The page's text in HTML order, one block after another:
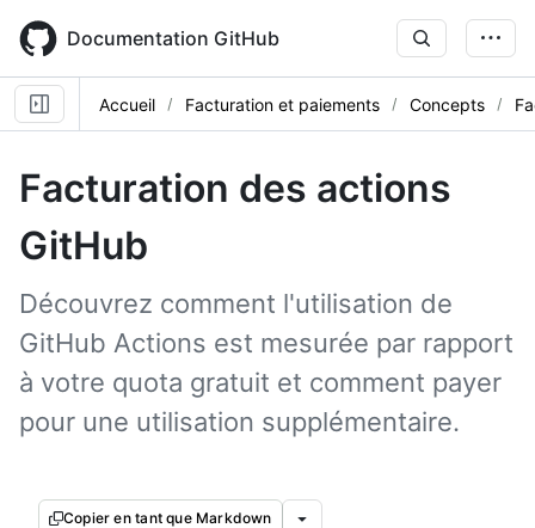
main
content
Documentation GitHub
Accueil Facturation et paiements Concepts
Facturation des actions
GitHub
Découvrez comment l'utilisation de
GitHub Actions est mesurée par rapport
à votre quota gratuit et comment payer
pour une utilisation supplémentaire.
Copier en tant que Markdown